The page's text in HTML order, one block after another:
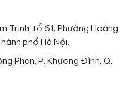
Trinh, tổ 61, Phường Hoàng
phố Hà Nội.
Phan, P. Khương Đình, Q.